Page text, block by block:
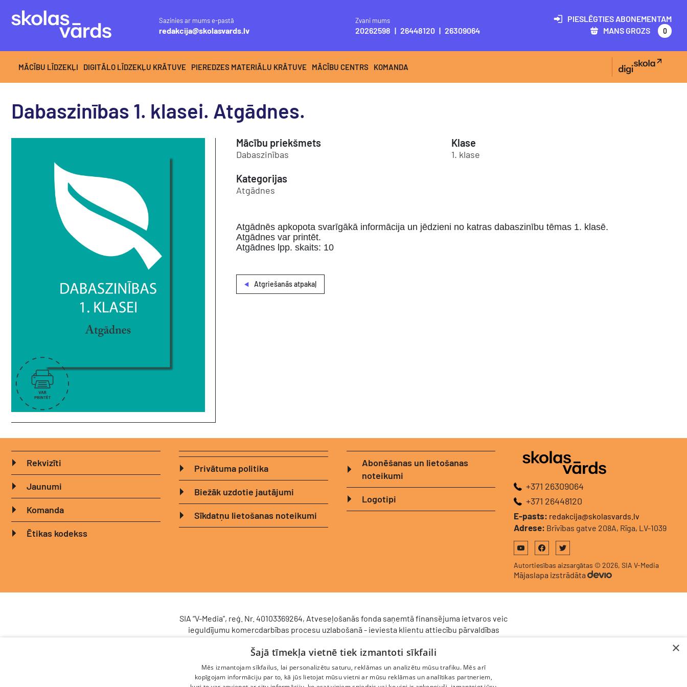
Sazinies ar mums e-pastā
redakcija@skolasvards.lv
Zvani mums
20262598 | 26448120 | 26309064
PIESLĒGTIES ABONEMENTAM
MANS GROZS
0
MĀCĪBU LĪDZEKĻI DIGITĀLO LĪDZEKĻU KRĀTUVE PIEREDZES MATERIĀLU KRĀTUVE MĀCĪBU CENTRS KOMANDA
Dabaszinības 1. klasei. Atgādnes.
Mācību priekšmets
Dabaszinības
Klase
1. klase
Kategorijas
Atgādnes
Atgādnēs apkopota svarīgākā informācija un jēdzieni no katras dabaszinību tēmas 1. klasē.
Atgādnes var printēt.
Atgādnes lpp. skaits: 10
Atgriešanās atpakaļ
Rekvizīti
Jaunumi
Komanda
Ētikas kodekss
Privātuma politika
Biežāk uzdotie jautājumi
Sīkdatņu lietošanas noteikumi
Abonēšanas un lietošanas
noteikumi
Logotipi
+371 26309064
+371 26448120
E-pasts: redakcija@skolasvards.lv
Adrese: Brīvības gatve 208A, Rīga, LV-1039
Autortiesības aizsargātas © 2026, SIA V-Media
Mājaslapa izstrādāta
SIA “V-Media”, reģ. Nr. 40103369264, Atveseļošanās fonda saņemtā finansējuma ietvaros veic
ieguldījumu komercdarbības procesu uzlabošanā - ieviesta klientu attiecību pārvaldības
sistēma (CRM). 2024. gada 16. decembrī tika noslēgts līgums Nr. 9.2-17-L-2024/928 ar
Latvijas Investīciju un attīstības aģentūru par atbalsta saņemšanu saskaņā ar Atveseļošanas
un noturības mehānisma plāna 2. komponenti “Digitālā transformācija” (atbalsta pieteikuma
Nr. DIGI/2024/1253). Projekta ietvaros ieviesta klientu un darba procesu pārvaldības sistēma
×
Šajā tīmekļa vietnē tiek izmantoti sīkfaili
Mēs izmantojam sīkfailus, lai personalizētu saturu, reklāmas un analizētu mūsu trafiku. Mēs arī
kopīgojam informāciju par to, kā jūs lietojat mūsu vietni ar mūsu reklāmas un analītikas partneriem,